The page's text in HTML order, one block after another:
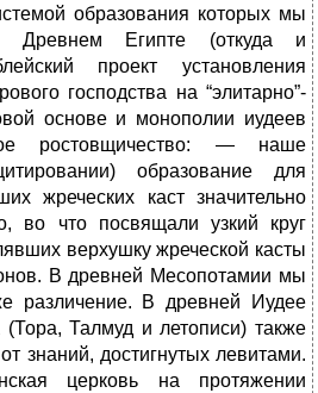
образования которых мы
Египте (откуда и
проект установления
господства на “элитарно”-
основе и монополии иудеев
ростовщичество: — наше
образование для
жреческих каст значительно
во что посвящали узкий круг
верхушку жреческой касты
В древней Месопотамии мы
различение. В древней Иудее
Талмуд и летописи) также
знаний, достигнутых левитами.
церковь на протяжении